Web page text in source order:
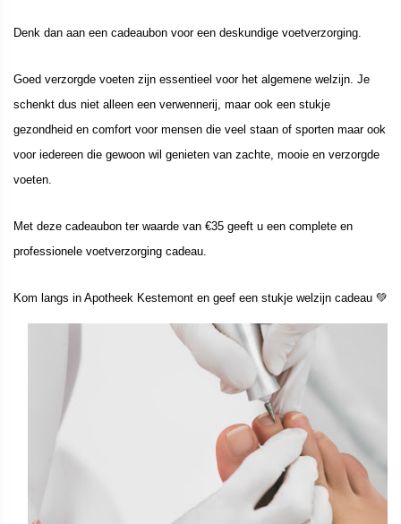
Denk dan aan een cadeaubon voor een deskundige voetverzorging.
Goed verzorgde voeten zijn essentieel voor het algemene welzijn. Je
schenkt dus niet alleen een verwennerij, maar ook een stukje
gezondheid en comfort voor mensen die veel staan of sporten maar ook
voor iedereen die gewoon wil genieten van zachte, mooie en verzorgde
voeten.
Met deze cadeaubon ter waarde van €35 geeft u een complete en
professionele voetverzorging cadeau.
Kom langs in Apotheek Kestemont en geef een stukje welzijn cadeau 💚